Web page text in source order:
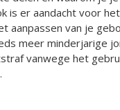
is er aandacht voor
aanpassen van je
meer minderjarige
vanwege het